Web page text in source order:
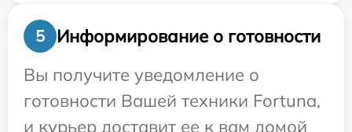
5
Информирование о готовности
Вы получите уведомление о
готовности Вашей техники Fortuna,
и курьер доставит ее к вам домой